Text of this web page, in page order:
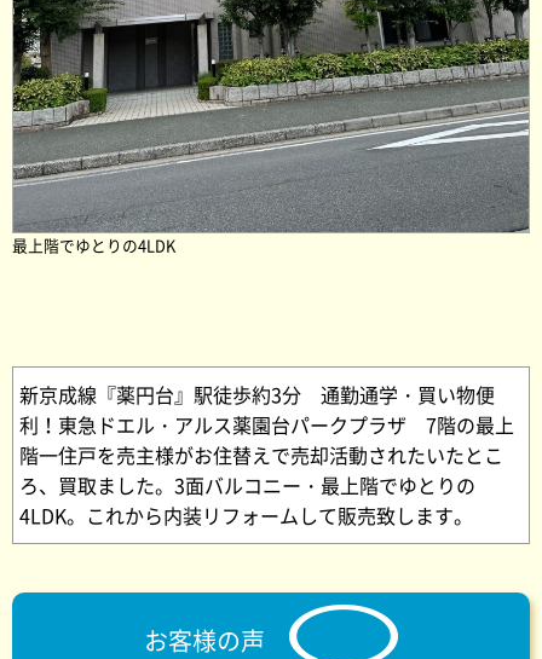
最上階でゆとりの4LDK
新京成線『薬円台』駅徒歩約3分 通勤通学・買い物便
利！東急ドエル・アルス薬園台パークプラザ 7階の最上
階一住戸を売主様がお住替えで売却活動されたいたとこ
ろ、買取ました。3面バルコニー・最上階でゆとりの
4LDK。これから内装リフォームして販売致します。
お客様の声